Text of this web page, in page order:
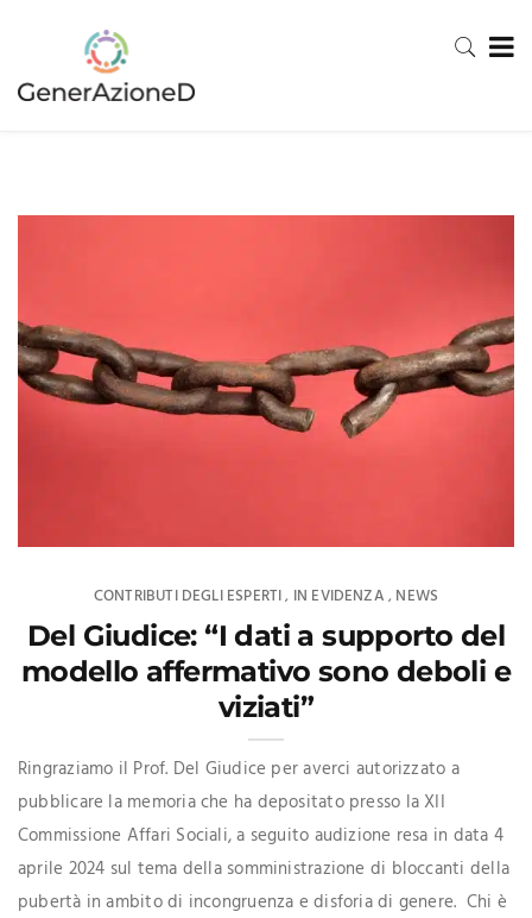
CONTRIBUTI DEGLI ESPERTI, IN EVIDENZA , NEWS
Del Giudice: “I dati a supporto del
modello affermativo sono deboli e
viziati”
Ringraziamo il Prof. Del Giudice per averci autorizzato a
pubblicare la memoria che ha depositato presso la XII
Commissione Affari Sociali, a seguito audizione resa in data 4
aprile 2024 sul tema della somministrazione di bloccanti della
pubertà in ambito di incongruenza e disforia di genere. Chi è